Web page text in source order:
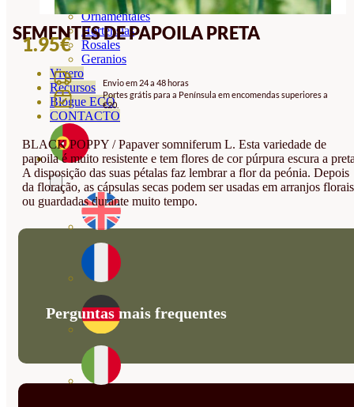
Ornamentales
Hortensias
Rosales
Geranios
Vivero
Recursos
Blogue ECO
CONTACTO
SEMENTES DE PAPOILA PRETA
1.95€
Envio em 24 a 48 horas
Portes grátis para a Península em encomendas superiores a
€20.
BLACK POPPY / Papaver somniferum L. Esta variedade de
papoila é muito resistente e tem flores de cor púrpura escura a
A disposição das suas pétalas faz lembrar a flor da peónia. Depois
da floração, as cápsulas secas podem ser usadas em arranjos florais
ou guardadas durante muito tempo.
Perguntas mais frequentes